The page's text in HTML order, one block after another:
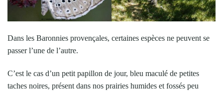
Dans les Baronnies provençales, certaines espèces ne peuvent se
passer l’une de l’autre.
C’est le cas d’un petit papillon de jour, bleu maculé de petites
taches noires, présent dans nos prairies humides et fossés peu